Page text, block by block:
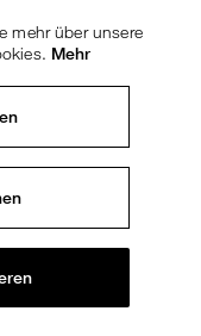
mehr über unsere
Mehr